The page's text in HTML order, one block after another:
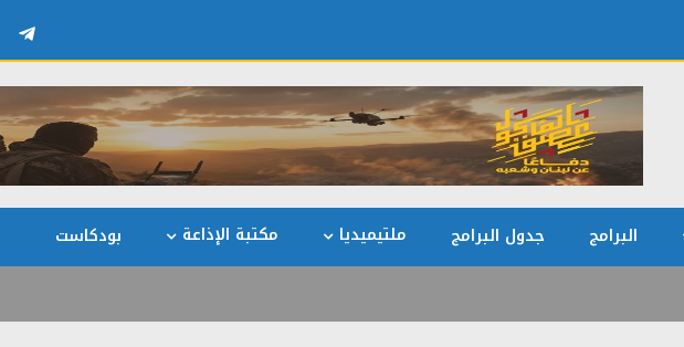
البرامج جدول البرامج ملتيميديا مكتبة الإذاعة بودكاست